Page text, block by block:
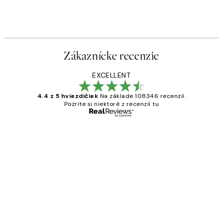
Zákaznícke recenzie
EXCELLENT
4.4 z 5 hviezdičiek Na základe 108346 recenzií.
Pozrite si niektoré z recenzií tu